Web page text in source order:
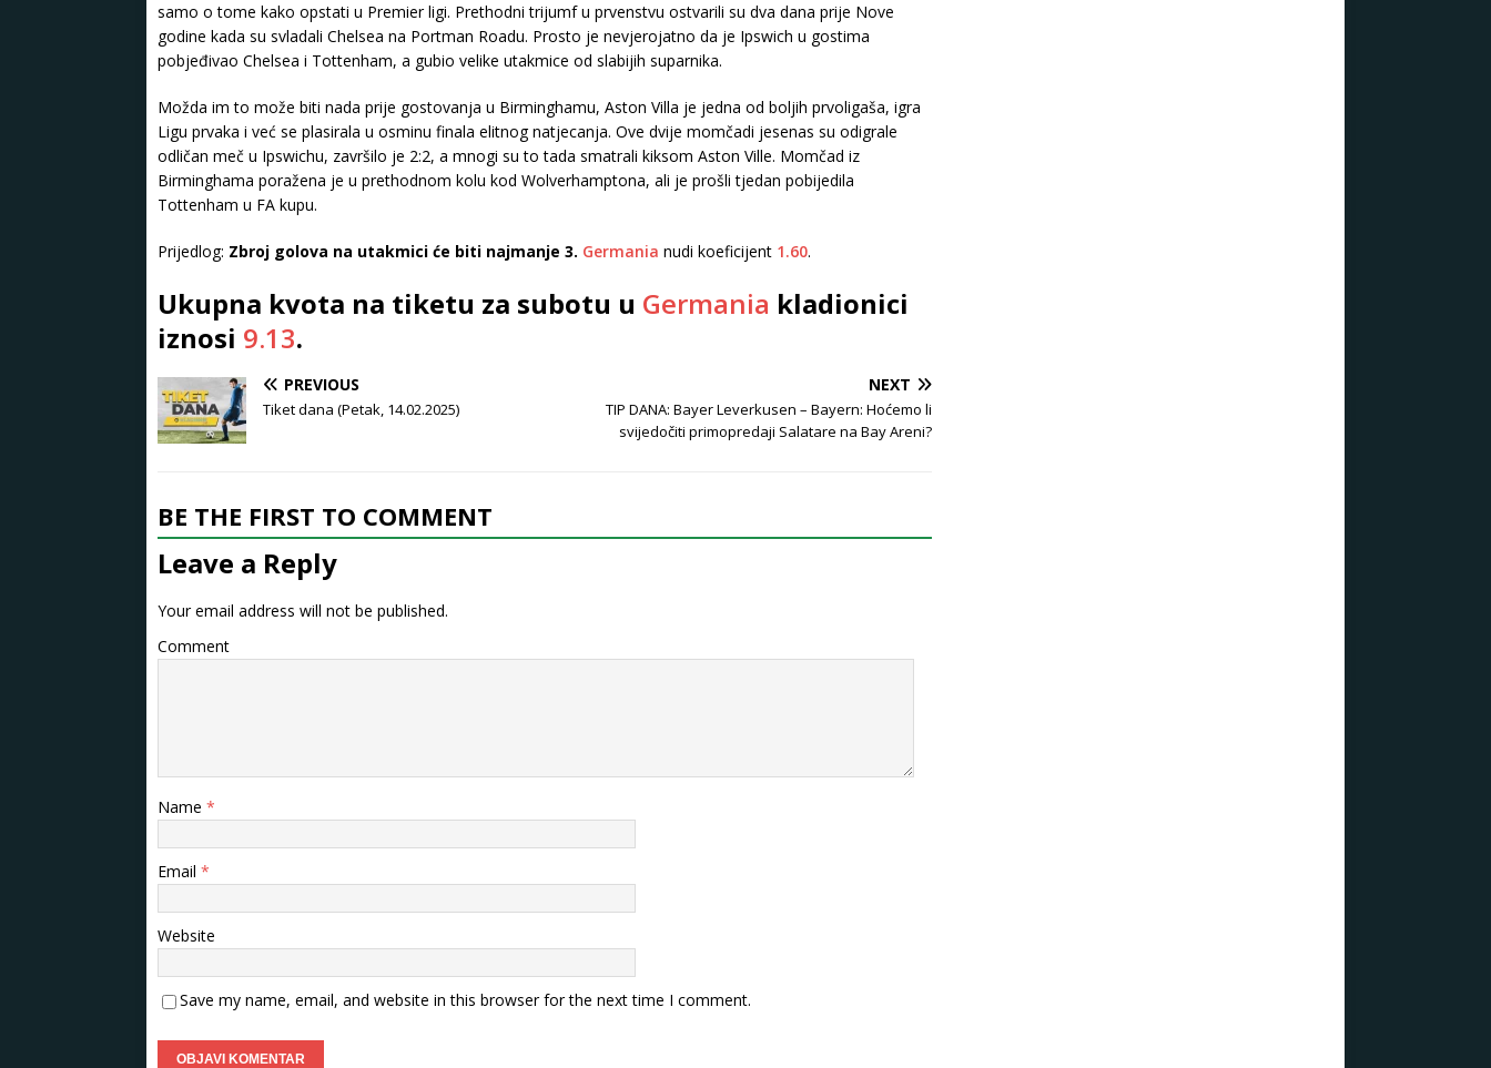
samo o tome kako opstati u Premier ligi. Prethodni trijumf u prvenstvu ostvarili su dva dana prije Nove
godine kada su svladali Chelsea na Portman Roadu. Prosto je nevjerojatno da je Ipswich u gostima
pobjeđivao Chelsea i Tottenham, a gubio velike utakmice od slabijih suparnika.
Možda im to može biti nada prije gostovanja u Birminghamu, Aston Villa je jedna od boljih prvoligaša, igra
Ligu prvaka i već se plasirala u osminu finala elitnog natjecanja. Ove dvije momčadi jesenas su odigrale
odličan meč u Ipswichu, završilo je 2:2, a mnogi su to tada smatrali kiksom Aston Ville. Momčad iz
Birminghama poražena je u prethodnom kolu kod Wolverhamptona, ali je prošli tjedan pobijedila
Tottenham u FA kupu.
Prijedlog: Zbroj golova na utakmici će biti najmanje 3. Germania nudi koeficijent 1.60.
Ukupna kvota na tiketu za subotu u Germania kladionici
iznosi 9.13.
PREVIOUS
Tiket dana (Petak, 14.02.2025)
NEXT
TIP DANA: Bayer Leverkusen – Bayern: Hoćemo li
svijedočiti primopredaji Salatare na Bay Areni?
BE THE FIRST TO COMMENT
Leave a Reply
Your email address will not be published.
Comment
Name *
Email *
Website
Save my name, email, and website in this browser for the next time I comment.